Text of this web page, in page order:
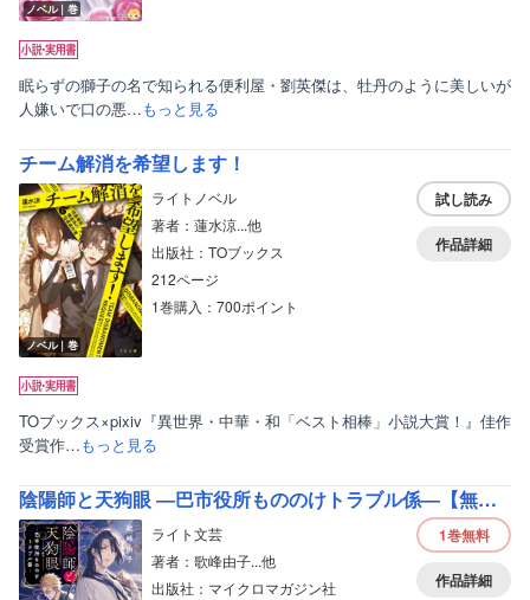
ノベル｜巻
眠らずの獅子の名で知られる便利屋・劉英傑は、牡丹のように美しいが
人嫌いで口の悪…もっと見る
チーム解消を希望します！
ノベル｜巻
ライトノベル
著者：蓮水涼...他
出版社：TOブックス
212ページ
1巻購入：700ポイント
試し読み
作品詳細
TOブックス×pixiv『異世界・中華・和「ベスト相棒」小説大賞！』佳作
受賞作…もっと見る
陰陽師と天狗眼 ―巴市役所もののけトラブル係―【無料試し読み版】
ライト文芸
著者：歌峰由子...他
出版社：マイクロマガジン社
1巻無料
作品詳細